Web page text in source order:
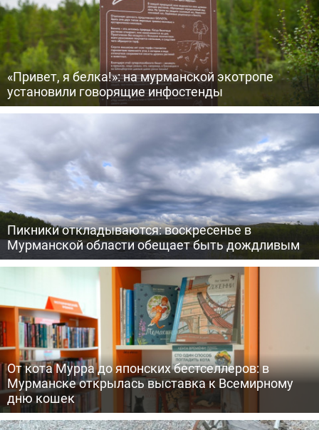
«Привет, я белка!»: на мурманской экотропе
установили говорящие инфостенды
Пикники откладываются: воскресенье в
Мурманской области обещает быть дождливым
От кота Мурра до японских бестселлеров: в
Мурманске открылась выставка к Всемирному
дню кошек